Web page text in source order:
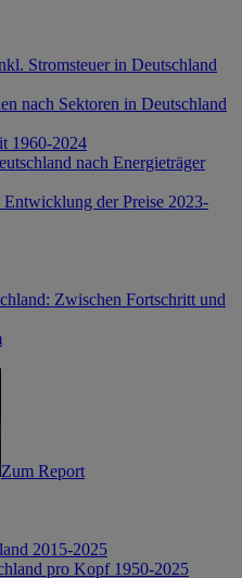
Stromsteuer in Deutschland
nach Sektoren in Deutschland
1960-2024
nach Energieträger
der Preise 2023-
Zwischen Fortschritt und
Zum Report
2015-2025
pro Kopf 1950-2025